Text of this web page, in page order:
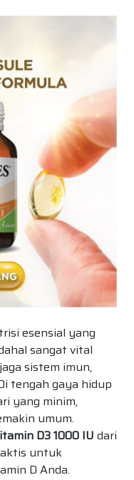
esensial yang
sangat vital
sistem imun,
tengah gaya hidup
yang minim,
umum.
D3 1000 IUdari
untuk
D Anda.